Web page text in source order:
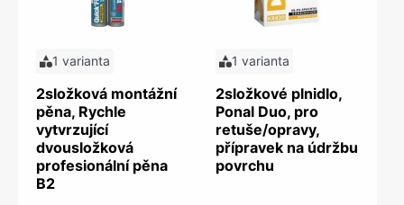
1 varianta
2složková montážní
pěna, Rychle
vytvrzující
dvousložková
profesionální pěna
B2
1 varianta
2složkové plnidlo,
Ponal Duo, pro
retuše/opravy,
přípravek na údržbu
povrchu